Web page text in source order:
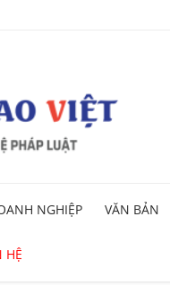
NGHIỆP VĂN BẢN
HỆ